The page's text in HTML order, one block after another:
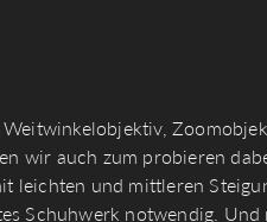
Weitwinkelobjektiv,
wir auch zum probieren
leichten und mittleren
Schuhwerk notwendig.